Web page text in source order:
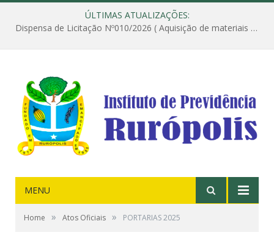
ÚLTIMAS ATUALIZAÇÕES:
Dispensa de Licitação Nº010/2026 ( Aquisição de materiais de construção destinados à execução dos serviços de instalação de janela, com a correspondente recomposição da parede, e construção de calçada nas dependências do Instituto de Previdência do Município de Rurópolis )
MENU
Home » Atos Oficiais » PORTARIAS 2025